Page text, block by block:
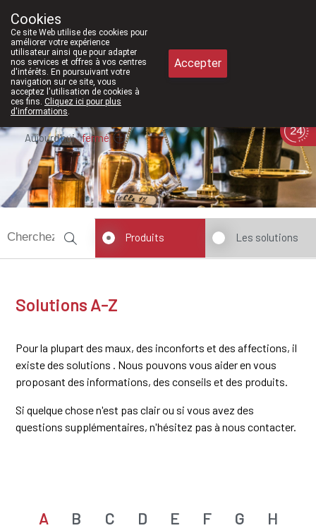
Aujourd'hui fermé
Solutions A-Z
Produits Les solutions
Pour la plupart des maux, des inconforts et des affections, il
existe des solutions . Nous pouvons vous aider en vous
proposant des informations, des conseils et des produits.
Si quelque chose n'est pas clair ou si vous avez des
questions supplémentaires, n'hésitez pas à nous contacter.
A B C D E F G H
Cookies
Ce site Web utilise des cookies pour
améliorer votre expérience
utilisateur ainsi que pour adapter
nos services et offres à vos centres
d'intérêts. En poursuivant votre
navigation sur ce site, vous
acceptez l'utilisation de cookies à
ces fins. Cliquez ici pour plus
d'informations.
Accepter